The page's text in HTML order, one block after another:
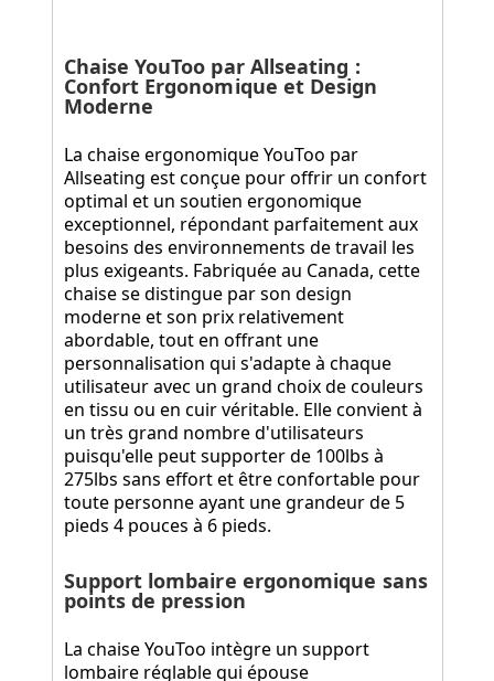
Chaise YouToo par Allseating :
Confort Ergonomique et Design
Moderne
La chaise ergonomique YouToo par
Allseating est conçue pour offrir un confort
optimal et un soutien ergonomique
exceptionnel, répondant parfaitement aux
besoins des environnements de travail les
plus exigeants. Fabriquée au Canada, cette
chaise se distingue par son design
moderne et son prix relativement
abordable, tout en offrant une
personnalisation qui s'adapte à chaque
utilisateur avec un grand choix de couleurs
en tissu ou en cuir véritable. Elle convient à
un très grand nombre d'utilisateurs
puisqu'elle peut supporter de 100lbs à
275lbs sans effort et être confortable pour
toute personne ayant une grandeur de 5
pieds 4 pouces à 6 pieds.
Support lombaire ergonomique sans
points de pression
La chaise YouToo intègre un support
lombaire réglable qui épouse